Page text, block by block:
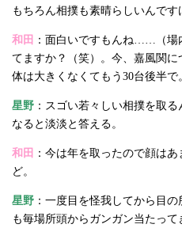
もちろん相撲も素晴らしいんです
和田 ：面白いですもんね……（場
てますか？（笑）。今、嘉風関
体は大きくなくてもう30台後半で
星野 ：スゴい若々しい相撲を取
なると淡淡と答える。
和田 ：今は年を取ったので顔は
ど。
星野 ：一度目を怪我してから目
も毎場所頭からガンガン当たって